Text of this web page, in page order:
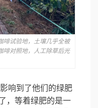
啡试验地，土壤几乎全被
啡对照地，人工除草后光
响到了他们的绿肥
，等着绿肥的是一